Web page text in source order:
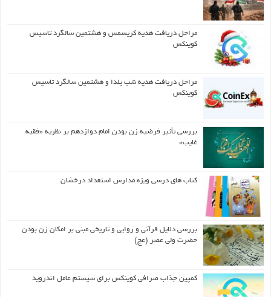
مراحل دریافت هدیه کریسمس و هشتمین سالگرد تاسیس
کوینکس
مراحل دریافت هدیه شب یلدا و هشتمین سالگرد تاسیس
کوینکس
بررسی تأثیر فرضیه زن بودن امام دوازدهم بر نظریه «فقیه
غایب»
کتاب های درسی ویژه مدارس استعداد درخشان
بررسی دلایل قرآنی و روایی و تاریخی مبنی بر امکان زن بودن
حضرت ولی عصر (عج)
کمپین جذاب صرافی کوینکس برای سیستم عامل اندروید